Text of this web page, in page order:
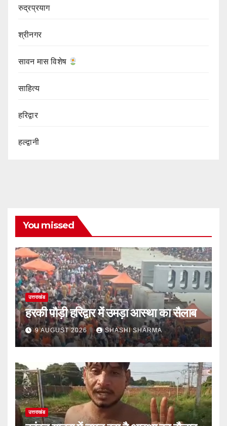
रुद्रप्रयाग
श्रीनगर
सावन मास विशेष
साहित्य
हरिद्वार
हल्द्वानी
You missed
उत्तराखंड
हरकी पौड़ी हरिद्वार में उमड़ा आस्था का सैलाब
9 AUGUST 2026 SHASHI SHARMA
उत्तराखंड